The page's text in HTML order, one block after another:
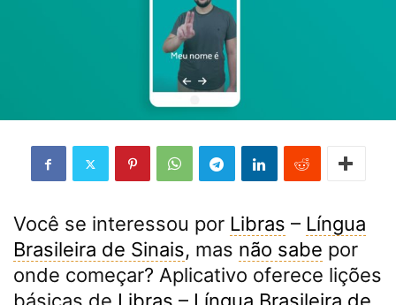
Você se interessou por Libras – Língua
Brasileira de Sinais, mas não sabe por
onde começar? Aplicativo oferece lições